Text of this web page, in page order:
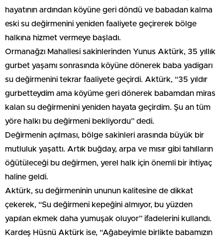
hayatının ardından köyüne geri döndü ve babadan kalma
eski su değirmenini yeniden faaliyete geçirerek bölge
halkına hizmet vermeye başladı.
Ormanağzı Mahallesi sakinlerinden Yunus Aktürk, 35 yıllık
gurbet yaşamı sonrasında köyüne dönerek baba yadigarı
su değirmenini tekrar faaliyete geçirdi. Aktürk, “35 yıldır
gurbetteydim ama köyüme geri dönerek babamdan miras
kalan su değirmenini yeniden hayata geçirdim. Şu an tüm
yöre halkı bu değirmeni bekliyordu” dedi.
Değirmenin açılması, bölge sakinleri arasında büyük bir
mutluluk yaşattı. Artık buğday, arpa ve mısır gibi tahılların
öğütüleceği bu değirmen, yerel halk için önemli bir ihtiyaç
haline geldi.
Aktürk, su değirmeninin ununun kalitesine de dikkat
çekerek, “Su değirmeni kepeğini almıyor, bu yüzden
yapılan ekmek daha yumuşak oluyor” ifadelerini kullandı.
Kardeş Hüsnü Aktürk ise, “Ağabeyimle birlikte babamızın